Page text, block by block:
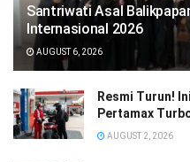
Santriwati Asal
Internasional 2026
AUGUST 6, 2026
Resmi Turun!
Pertamax
AUGUST 2, 2026